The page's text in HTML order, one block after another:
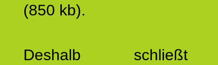
(850 kb).
Deshalb schließt